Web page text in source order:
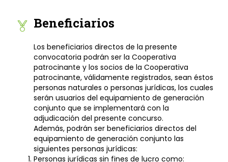
Beneficiarios
Los beneficiarios directos de la presente
convocatoria podrán ser la Cooperativa
patrocinante y los socios de la Cooperativa
patrocinante, válidamente registrados, sean éstos
personas naturales o personas jurídicas, los cuales
serán usuarios del equipamiento de generación
conjunto que se implementará con la
adjudicación del presente concurso.
Además, podrán ser beneficiarios directos del
equipamiento de generación conjunto las
siguientes personas jurídicas:
Personas jurídicas sin fines de lucro como: